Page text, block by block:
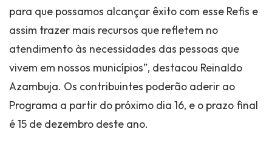
para que possamos alcançar êxito com esse Refis e
assim trazer mais recursos que refletem no
atendimento às necessidades das pessoas que
vivem em nossos municípios”, destacou Reinaldo
Azambuja. Os contribuintes poderão aderir ao
Programa a partir do próximo dia 16, e o prazo final
é 15 de dezembro deste ano.